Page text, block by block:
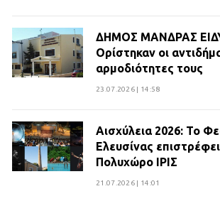
ΔΗΜΟΣ ΜΑΝΔΡΑΣ
Ορίστηκαν οι
αρμοδιότητες τους
23.07.2026 | 14:58
Αισχύλεια 2026: Το
Ελευσίνας
Πολυχώρο ΙΡΙΣ
21.07.2026 | 14:01